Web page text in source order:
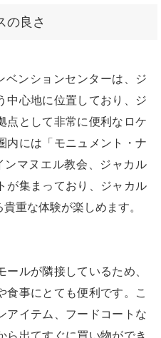
の良さ
ベンションセンターは、ジ
中心地に位置しており、ジ
点として非常に便利なロケ
内には「モニュメント・ナ
ンマヌエル教会、ジャカル
が集まっており、ジャカル
重な体験が楽しめます。
ルが隣接しているため、
食事にとても便利です。こ
アイテム、フードコートな
ら出てすぐに買い物ができ